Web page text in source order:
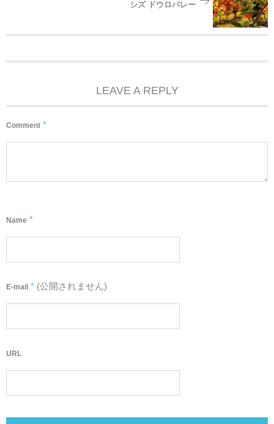
シズ ドウロバレー
LEAVE A REPLY
Comment *
Name *
E-mail * (公開されません)
URL